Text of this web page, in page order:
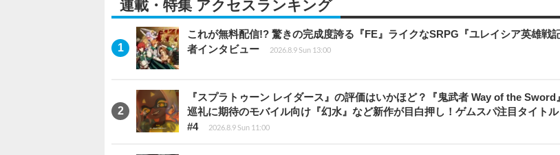
連載・特集 アクセスランキング
これが無料配信!? 驚きの完成度誇る『FE』ライクなSRPG『ユレイシア英雄戦
者インタビュー
2026.8.9 Sun 13:00
『スプラトゥーン レイダース』の評価はいかほど？『鬼武者 Way of the Sword
巡礼に期待のモバイル向け『幻水』など新作が目白押し！ゲムスパ注目タイト
#4
2026.8.9 Sun 11:00